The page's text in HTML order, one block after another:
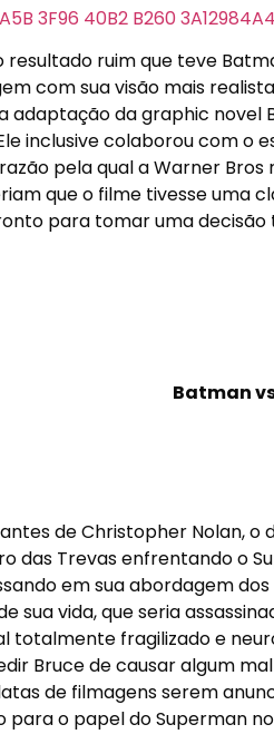
resultado ruim que teve
com sua visão mais
adaptação da graphic novel
inclusive colaborou com o
pela qual a Warner
que o filme tivesse uma
para tomar uma decisão
Batman
antes de Christopher Nolan,
das Trevas enfrentando o
em sua abordagem
sua vida, que seria
totalmente fragilizado e
Bruce de causar algum
de filmagens serem
para o papel do Superman